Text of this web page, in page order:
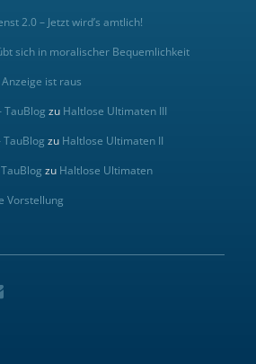
2.0 – Jetzt wird’s amtlich!
sich in moralischer Bequemlichkeit
ist raus
TauBlog zu Haltlose Ultimaten III
zu Haltlose Ultimaten II
zu Haltlose Ultimaten
Vorstellung